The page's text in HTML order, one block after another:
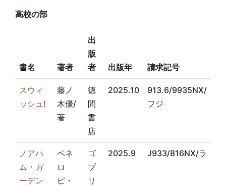
高校の部
書名 著者
出
版
者
出版年 請求記号
スウィ
ッシュ!
藤ノ
木優/
著
徳
間
書
店
2025.10
913.6/9935NX/
フジ
ノアハ
ム・ガ
ーデン
ペネ
ロ
ピ・
ゴ
ブ
リ
2025.9 J933/816NX/ラ